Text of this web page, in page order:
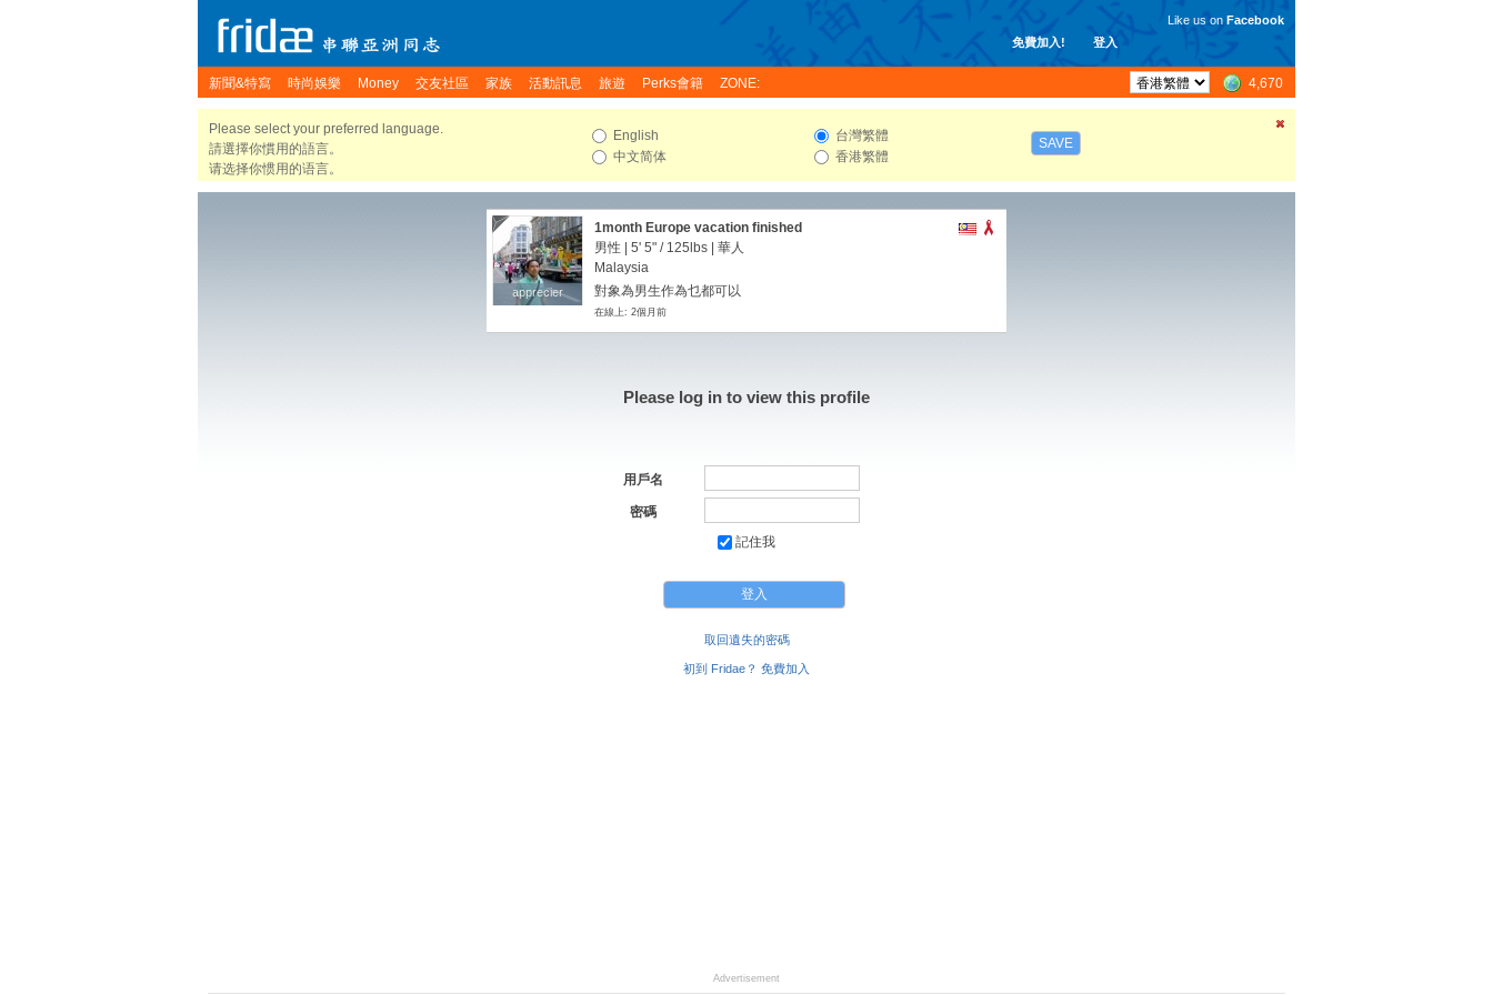
免費加入! 登入
Like us on Facebook
新聞&特寫 時尚娛樂 Money 交友社區 家族 活動訊息 旅遊 Perks會籍 ZONE: 4,670
Please select your preferred language.
請選擇你慣用的語言。
请选择你惯用的语言。
English
中文简体
台灣繁體
香港繁體
SAVE
apprecier
apprecier
1month Europe vacation finished
男性 | 5' 5" / 125lbs | 華人
Malaysia
對象為男生作為乜都可以
在線上: 2個月前
Please log in to view this profile
用戶名
密碼
記住我
取回遺失的密碼
初到 Fridae？ 免費加入
Advertisement